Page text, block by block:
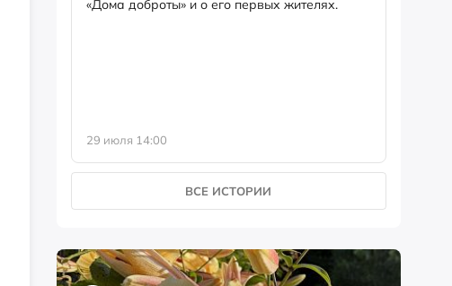
«Дома доброты» и о его первых жителях.
29 июля 14:00
ВСЕ ИСТОРИИ